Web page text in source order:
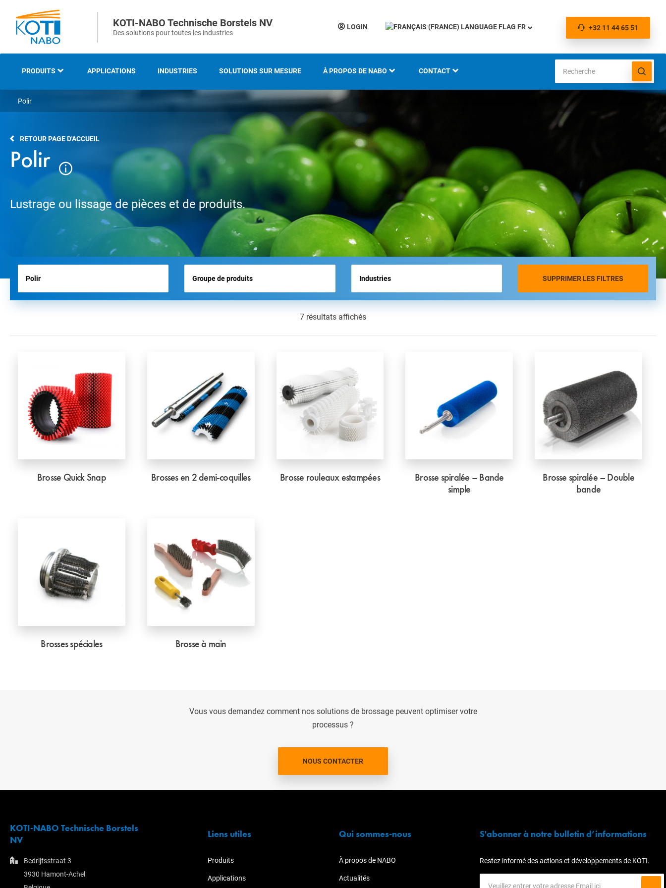
KOTI-NABO Technische Borstels NV
Des solutions pour toutes les industries
LOGIN FR +32 11 44 65 51
PRODUITS
BROSSES INDUSTRIELLES
BROSSES STRIPS ET
BROSSES DE VOIRIE
BROSSES D’AÉROPORT
BROSSES POUR OUTILS
BROSSES D’HYGIÈNE
TOUS LES PRODUITS
APPLICATIONS INDUSTRIES SOLUTIONS SUR MESURE À PROPOS DE NABO
HISTOIRE
SAVOIR-FAIRE ET EXPERTISE
INNOVATION ET
DÉVELOPPEMENT DURABLE
PRÉSENTATION DU SALON
ACTUALITÉS
CONTACT
Polir
RETOUR PAGE D'ACCUEIL
Polir
Lustrage ou lissage de pièces et de produits.
SUPPRIMER LES FILTRES
7 résultats affichés
Brosse Quick Snap Brosses en 2 demi-coquilles Brosse rouleaux estampées
Brosse spiralée – Bande
simple
Brosse spiralée – Double
bande
Brosses spéciales Brosse à main
Vous vous demandez comment nos solutions de brossage peuvent optimiser votre
processus ?
NOUS CONTACTER
KOTI-NABO Technische Borstels
NV
Bedrijfsstraat 3
3930 Hamont-Achel
Liens utiles
Produits
Applications
Qui sommes-nous
À propos de NABO
Actualités
S'abonner à notre bulletin d’informations
Restez informé des actions et développements de KOTI.